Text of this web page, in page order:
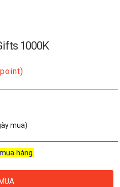
1000K
point)
mua)
hàng.
MUA